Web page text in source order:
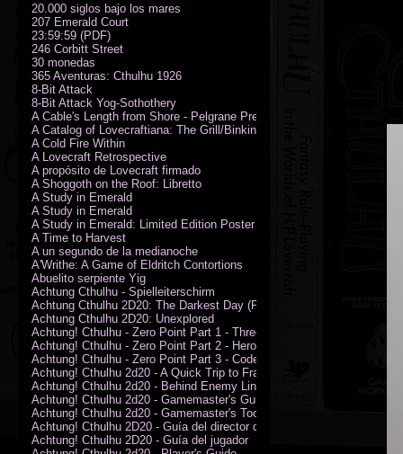
20.000 siglos bajo los mares
207 Emerald Court
23:59:59 (PDF)
246 Corbitt Street
30 monedas
365 Aventuras: Cthulhu 1926
8-Bit Attack
8-Bit Attack Yog-Sothothery
A Cable's Length from Shore - Pelgrane Press' FreeRPG 2018 (PDF)
A Catalog of Lovecraftiana: The Grill/Binkin Collection
A Cold Fire Within
A Lovecraft Retrospective
A propósito de Lovecraft firmado
A Shoggoth on the Roof: Libretto
A Study in Emerald
A Study in Emerald
A Study in Emerald: Limited Edition Poster (Neil Gaiman)
A Time to Harvest
A un segundo de la medianoche
A'Writhe: A Game of Eldritch Contortions
Abuelito serpiente Yig
Achtung Cthulhu - Spielleiterschirm
Achtung Cthulhu 2D20: The Darkest Day (PDF)
Achtung Cthulhu 2D20: Unexplored
Achtung! Cthulhu - Zero Point Part 1 - Three Kings
Achtung! Cthulhu - Zero Point Part 2 - Heroes of the Sea
Achtung! Cthulhu - Zero Point Part 3 - Code of Honour (PDF)
Achtung! Cthulhu 2d20 - A Quick Trip to France (PDF)
Achtung! Cthulhu 2d20 - Behind Enemy Lines
Achtung! Cthulhu 2d20 - Gamemaster's Guide
Achtung! Cthulhu 2d20 - Gamemaster's Toolkit
Achtung! Cthulhu 2D20 - Guía del director de juego
Achtung! Cthulhu 2D20 - Guía del jugador